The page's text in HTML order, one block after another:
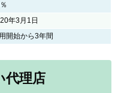
年3月1日
開始から3年間
代理店